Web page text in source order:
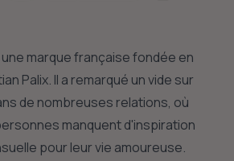
marque française fondée en
Palix. Il a remarqué un vide sur
de nombreuses relations, où
manquent d'inspiration
pour leur vie amoureuse.